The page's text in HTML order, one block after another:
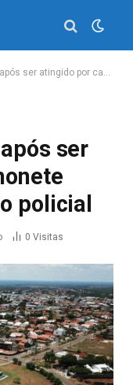
caminhonete durante perseguição policial
ser
policial
0 Visitas